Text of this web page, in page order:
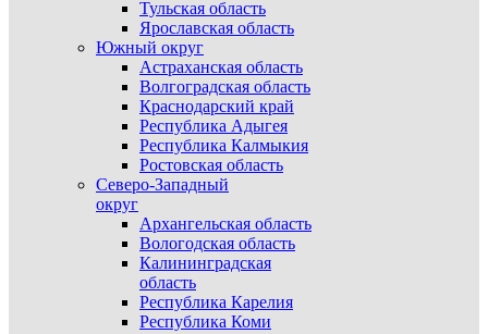
Тульская область
Ярославская область
Южный округ
Астраханская область
Волгоградская область
Краснодарский край
Республика Адыгея
Республика Калмыкия
Ростовская область
Северо-Западный
округ
Архангельская область
Вологодская область
Калининградская
область
Республика Карелия
Республика Коми